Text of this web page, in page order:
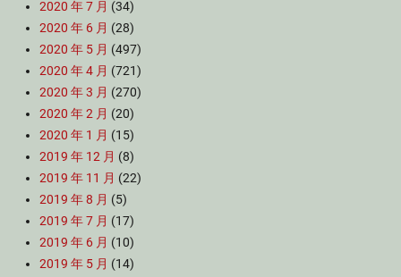
2020 年 7 月 (34)
2020 年 6 月 (28)
2020 年 5 月 (497)
2020 年 4 月 (721)
2020 年 3 月 (270)
2020 年 2 月 (20)
2020 年 1 月 (15)
2019 年 12 月 (8)
2019 年 11 月 (22)
2019 年 8 月 (5)
2019 年 7 月 (17)
2019 年 6 月 (10)
2019 年 5 月 (14)